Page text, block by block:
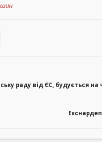
раду від ЄС, будується на